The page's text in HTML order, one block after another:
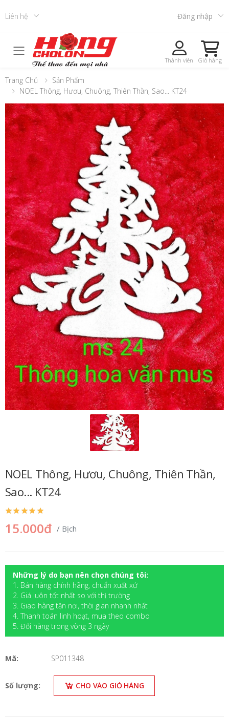
Liên hệ Đăng nhập
Toggle mobile menu Thành viên Giỏ hàng
Trang Chủ
Sản Phẩm
NOEL Thông, Hươu, Chuông, Thiên Thần, Sao... KT24
NOEL Thông, Hươu, Chuông, Thiên Thần,
Sao... KT24
15.000đ / Bịch
Những lý do bạn nên chọn chúng tôi:
1. Bán hàng chính hãng, chuẩn xuất xứ
2. Giá luôn tốt nhất so với thị trường
3. Giao hàng tận nơi, thời gian nhanh nhất
4. Thanh toán linh hoạt, mua theo combo
5. Đối hàng trong vòng 3 ngày
Mã: SP011348
Số lượng: CHO VÀO GIỎ HÀNG